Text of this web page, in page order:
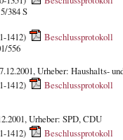
384 S
1412)
Beschlussprotokoll
556
Urheber: Haushalts-
1412)
Beschlussprotokoll
Urheber: SPD, CDU
1412)
Beschlussprotokoll